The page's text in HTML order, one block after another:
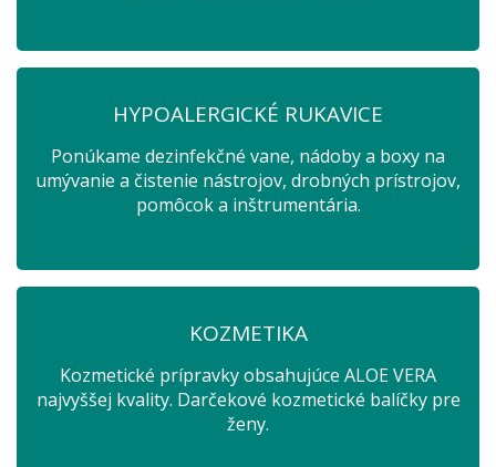
HYPOALERGICKÉ RUKAVICE
Ponúkame dezinfekčné vane, nádoby a boxy na
umývanie a čistenie nástrojov, drobných prístrojov,
pomôcok a inštrumentária.
KOZMETIKA
Kozmetické prípravky obsahujúce ALOE VERA
najvyššej kvality. Darčekové kozmetické balíčky pre
ženy.